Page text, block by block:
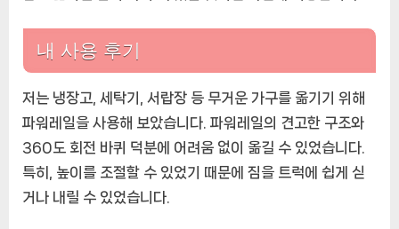
내 사용 후기
저는 냉장고, 세탁기, 서랍장 등 무거운 가구를 옮기기 위해
파워레일을 사용해 보았습니다. 파워레일의 견고한 구조와
360도 회전 바퀴 덕분에 어려움 없이 옮길 수 있었습니다.
특히, 높이를 조절할 수 있었기 때문에 짐을 트럭에 쉽게 싣
거나 내릴 수 있었습니다.